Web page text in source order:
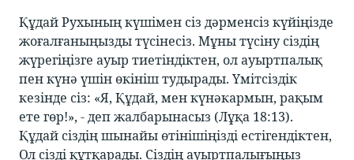
Құдай Рухының күшімен сіз дәрменсіз күйіңізде
жоғалғаныңызды түсінесіз. Мұны түсіну сіздің
жүрегіңізге ауыр тиетіндіктен, ол ауыртпалық
пен күнә үшін өкініш тудырады. Үмітсіздік
кезінде сіз: «Я, Құдай, мен күнәкармын, рақым
ете гөр!», - деп жалбарынасыз (Лұқа 18:13).
Құдай сіздің шынайы өтінішіңізді естігендіктен,
Ол сізді құтқарады. Сіздің ауыртпалығыңыз